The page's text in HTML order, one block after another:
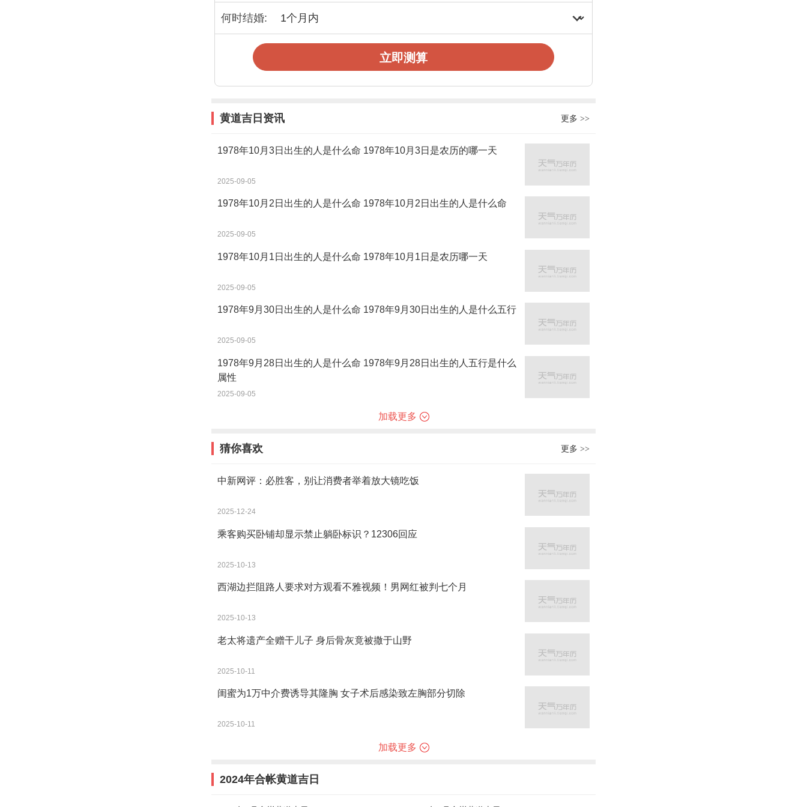
何时结婚:
立即测算
黄道吉日资讯 更多 >>
1978年10月3日出生的人是什么命 1978年10月3日是农历的哪一天
2025-09-05
1978年10月2日出生的人是什么命 1978年10月2日出生的人是什么命
2025-09-05
1978年10月1日出生的人是什么命 1978年10月1日是农历哪一天
2025-09-05
1978年9月30日出生的人是什么命 1978年9月30日出生的人是什么五行
2025-09-05
1978年9月28日出生的人是什么命 1978年9月28日出生的人五行是什么
属性
2025-09-05
加载更多
猜你喜欢 更多 >>
中新网评：必胜客，别让消费者举着放大镜吃饭
2025-12-24
乘客购买卧铺却显示禁止躺卧标识？12306回应
2025-10-13
西湖边拦阻路人要求对方观看不雅视频！男网红被判七个月
2025-10-13
老太将遗产全赠干儿子 身后骨灰竟被撒于山野
2025-10-11
闺蜜为1万中介费诱导其隆胸 女子术后感染致左胸部分切除
2025-10-11
加载更多
2024年合帐黄道吉日